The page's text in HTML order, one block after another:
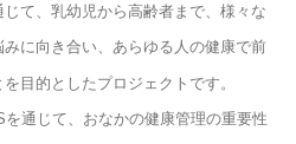
て、乳幼児から高齢者まで、様々な
に向き合い、あらゆる人の健康で前
目的としたプロジェクトです。
通じて、おなかの健康管理の重要性